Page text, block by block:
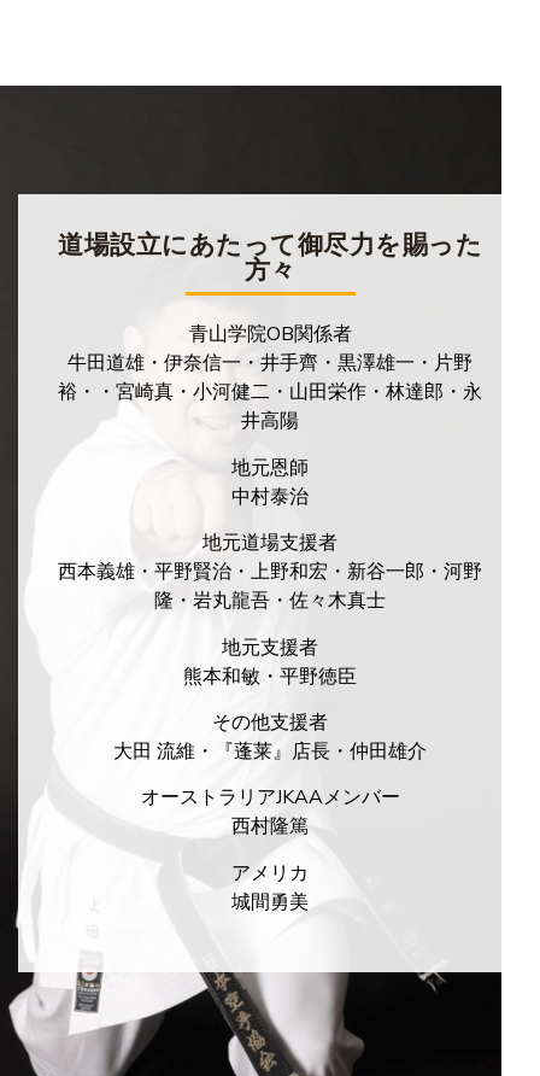
道場設立にあたって御尽力を賜った
方々
青山学院OB関係者
牛田道雄・伊奈信一・井手齊・黒澤雄一・片野
裕・・宮崎真・小河健二・山田栄作・林達郎・永
井高陽
地元恩師
中村泰治
地元道場支援者
西本義雄・平野賢治・上野和宏・新谷一郎・河野
隆・岩丸龍吾・佐々木真士
地元支援者
熊本和敏・平野徳臣
その他支援者
大田 流維・『蓬莱』店長・仲田雄介
オーストラリアJKAAメンバー
西村隆篤
アメリカ
城間勇美